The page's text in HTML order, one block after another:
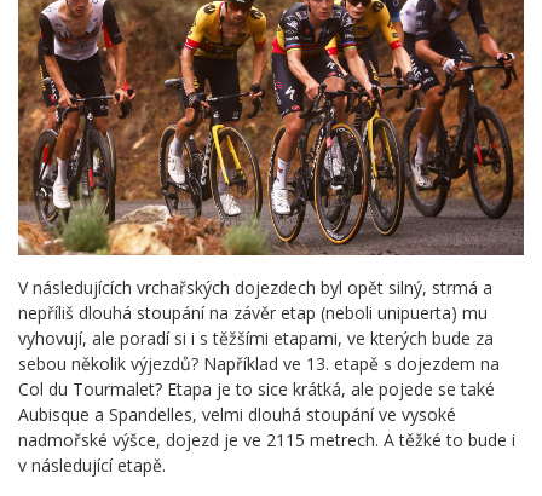
V následujících vrchařských dojezdech byl opět silný, strmá a
nepříliš dlouhá stoupání na závěr etap (neboli unipuerta) mu
vyhovují, ale poradí si i s těžšími etapami, ve kterých bude za
sebou několik výjezdů? Například ve 13. etapě s dojezdem na
Col du Tourmalet? Etapa je to sice krátká, ale pojede se také
Aubisque a Spandelles, velmi dlouhá stoupání ve vysoké
nadmořské výšce, dojezd je ve 2115 metrech. A těžké to bude i
v následující etapě.